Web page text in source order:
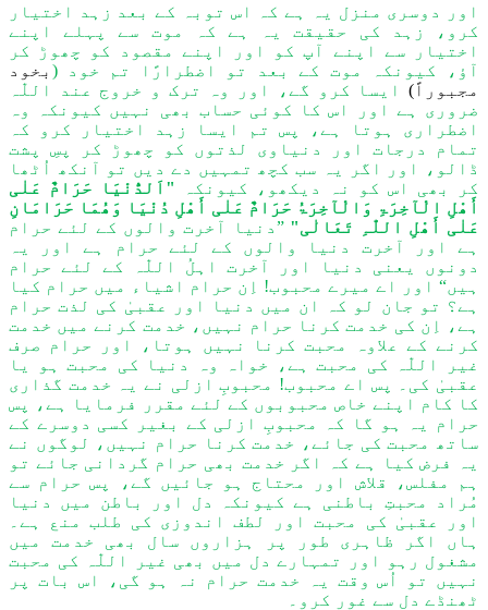
اور دوسری منزل یہ ہے کہ اس توبہ کے بعد زہد اختیار
کرو، زہد کی حقیقت یہ ہے کہ موت سے پہلے اپنے
اختیار سے اپنے آپ کو اور اپنے مقصود کو چھوڑ کر
آؤ، کیونکہ موت کے بعد تو اضطرارًا تم خود ( بخود
مجبوراً) ایسا کرو گے، اور وہ ترک و خروج عند
اللّٰہ
ضروری ہے اور اس کا کوئی حساب بھی نہیں کیونکہ وہ
اضطراری ہوتا ہے، پس تم ایسا زہد اختیار کرو کہ
تمام درجات اور دنیاوی لذتوں کو چھوڑ کر پسِ پشت
ڈالو، اور اگر یہ سب کچھ تمہیں دے دیں تو آنکھ اُٹھا
کر بھی اس کو نہ دیکھو، کیونکہ
"اَلدُّنْیَا حَرَامٌ عَلٰی
أَھْلِ الْآخِرَۃِ وَ الْآخِرَۃُ حَرَامٌ عَلٰی أَھْلِ دُنْیَا وَ ھُمَا حَرَامَانِ
عَلٰی أَھْلِ اللّٰہِ تَعَالٰی"”دنیا آخرت والوں کے لئے حرام
ہے اور آخرت دنیا والوں کے
لئے حرام ہے اور یہ
دونوں یعنی دنیا اور آخرت اہلُ
اللّٰہ کے لئے حرام
ہیں“ اور اے میرے محبوب! اِن حرام اشیاء میں حرام کیا
ہے؟ تو جان لو کہ ان میں دنیا اور عقبیٰ کی لذت حرام
ہے، اِن کی خدمت کرنا حرام نہیں، خدمت کرنے میں خدمت
کرنے کے علاوہ محبت کرنا نہیں ہوتا، اور حرام صرف
غیر
اللّٰہ
کی محبت ہے، خواہ وہ دنیا کی محبت ہو یا
عقبیٰ کی۔ پس اے محبوب! محبوبِ ازلی نے یہ خدمت گذاری
کا کام اپنے خاص محبوبوں کے لئے مقرر فرمایا ہے، پس
حرام یہ ہو گا کہ محبوبِ ازلی کے بغیر کسی دوسرے کے
ساتھ محبت کی جائے، خدمت کرنا حرام نہیں، لوگوں نے
یہ فرض کیا ہے کہ اگر خدمت بھی حرام گردانی جائے تو
ہم مفلس، قلاش اور محتاج ہو جائیں گے، پس حرام سے
مُراد محبتِ باطنی ہے کیونکہ دل اور باطن میں دنیا
اور عقبیٰ کی محبت اور لطف اندوزی کی طلب منع ہے۔
ہاں اگر ظاہری طور پر ہزاروں سال بھی خدمت میں
مشغول رہو اور تمہارے دل میں بھی غیر
اللّٰہ
کی محبت
نہیں تو اُس وقت یہ خدمت حرام نہ ہو گی، اس بات پر
ٹھنڈے دل سے غور کرو۔